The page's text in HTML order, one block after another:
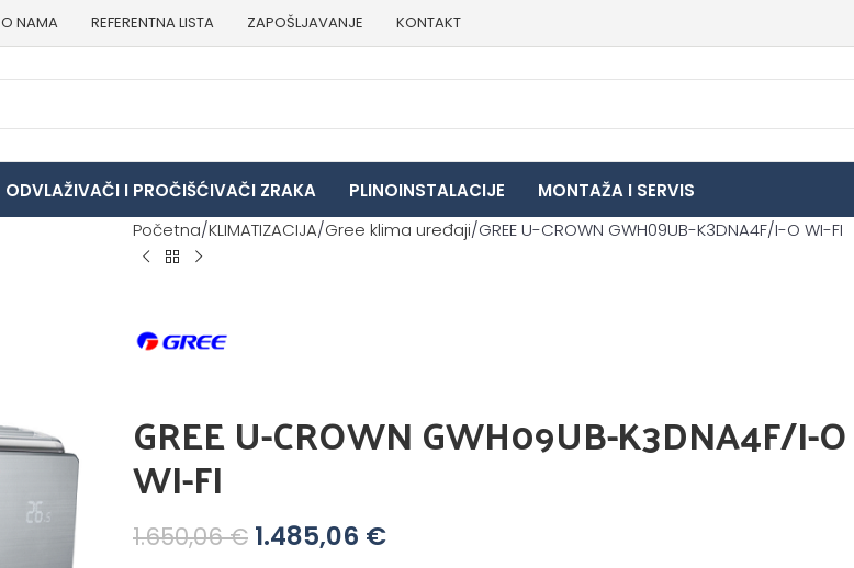
O NAMA REFERENTNA LISTA ZAPOŠLJAVANJE KONTAKT
ODVLAŽIVAČI I PROČIŠĆIVAČI ZRAKA PLINOINSTALACIJE MONTAŽA I SERVIS
Početna KLIMATIZACIJA Gree klima uređaji GREE U-CROWN GWH09UB-K3DNA4F/I-O WI-FI
GREE U-CROWN GWH09UB-K3DNA4F/I-O
WI-FI
1.650,06€ 1.485,06 €